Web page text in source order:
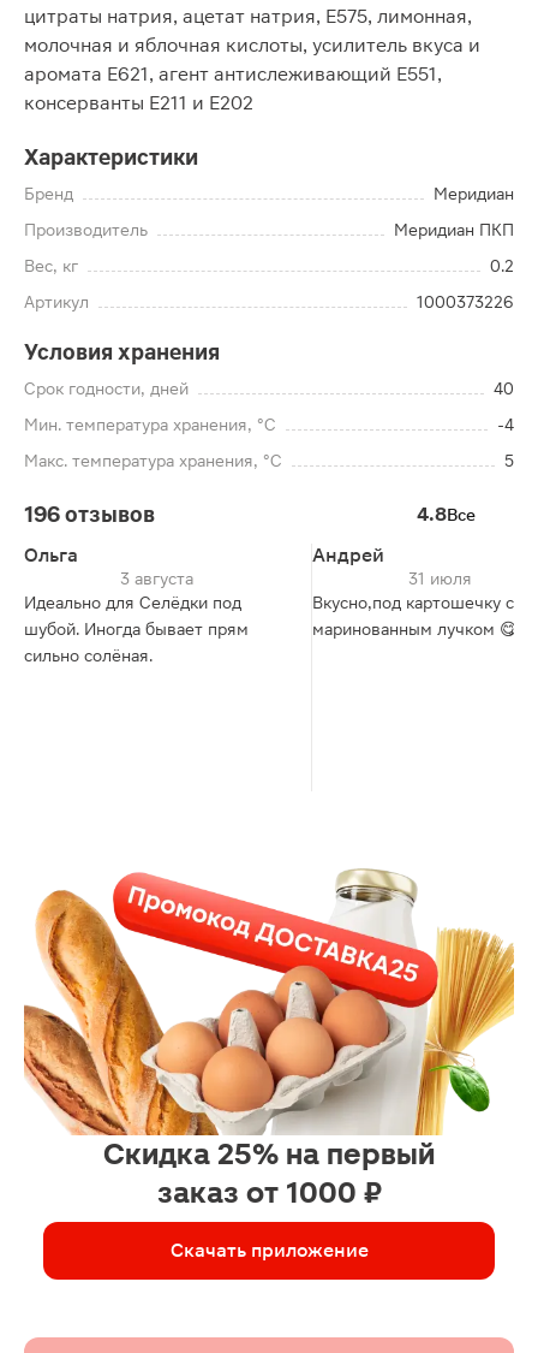
цитраты натрия, ацетат натрия, Е575, лимонная,
молочная и яблочная кислоты, усилитель вкуса и
аромата Е621, агент антислеживающий Е551,
консерванты Е211 и Е202
Характеристики
Бренд
Меридиан
Производитель
Меридиан ПКП
Вес, кг
0.2
Артикул
1000373226
Условия хранения
Срок годности, дней
40
Мин. температура хранения, °C
-4
Макс. температура хранения, °C
5
196 отзывов 4.8Все
Ольга
3 августа
Идеально для Селёдки под
шубой. Иногда бывает прям
сильно солёная.
Андрей
31 июля
Вкусно,под картошечку с
маринованным лучком 😋
Скидка 25% на первый
заказ от 1000 ₽
Скачать приложение